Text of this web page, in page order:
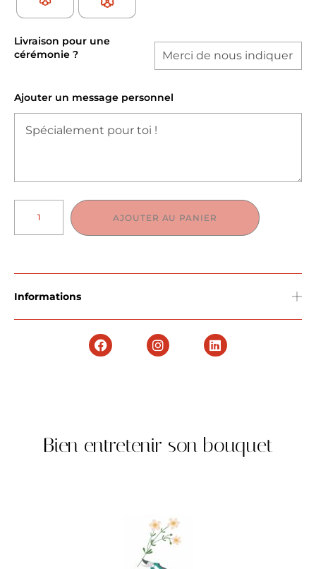
Livraison pour une
cérémonie ?
Ajouter un message personnel
AJOUTER AU PANIER
Informations
Bien entretenir son bouquet